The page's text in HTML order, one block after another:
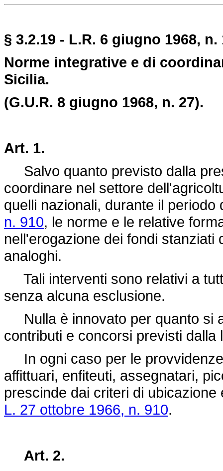
§ 3.2.19 - L.R. 6 giugno 1968, n.
Norme integrative e di
Sicilia.
(G.U.R. 8 giugno 1968, n. 27).
Art. 1.
Salvo quanto previsto dalla
coordinare nel settore
quelli nazionali, durante il
n. 910, le norme e le relative
nell'erogazione dei fondi stanziati
analoghi.
Tali interventi sono relativi a
senza alcuna esclusione.
Nulla è innovato per quanto si
contributi e concorsi previsti
In ogni caso per le
affittuari, enfiteuti, assegnatari,
prescinde dai criteri di
L. 27 ottobre 1966, n. 910.
Art. 2.